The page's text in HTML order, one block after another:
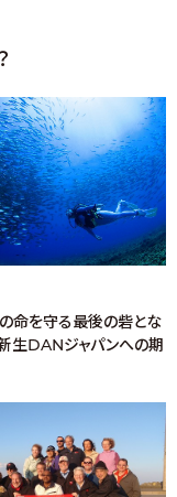
命を守る最後の砦とな
生DANジャパンへの期